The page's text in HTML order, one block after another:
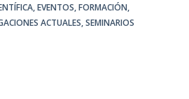
,EVENTOS,FORMACIÓN,
ACTUALES,SEMINARIOS